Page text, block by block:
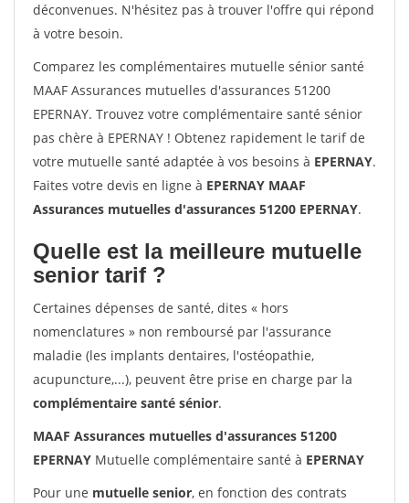
déconvenues. N'hésitez pas à trouver l'offre qui répond
à votre besoin.
Comparez les complémentaires mutuelle sénior santé
MAAF Assurances mutuelles d'assurances 51200
EPERNAY. Trouvez votre complémentaire santé sénior
pas chère à EPERNAY ! Obtenez rapidement le tarif de
votre mutuelle santé adaptée à vos besoins à EPERNAY.
Faites votre devis en ligne à EPERNAY MAAF
Assurances mutuelles d'assurances 51200 EPERNAY.
Quelle est la meilleure mutuelle
senior tarif ?
Certaines dépenses de santé, dites « hors
nomenclatures » non remboursé par l'assurance
maladie (les implants dentaires, l'ostéopathie,
acupuncture,...), peuvent être prise en charge par la
complémentaire santé sénior.
MAAF Assurances mutuelles d'assurances 51200
EPERNAY Mutuelle complémentaire santé à EPERNAY
Pour une mutuelle senior, en fonction des contrats